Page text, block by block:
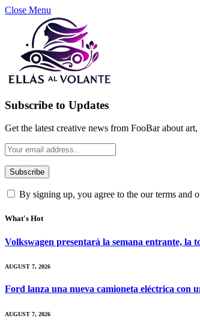
Close Menu
Subscribe to Updates
Get the latest creative news from FooBar about art,
By signing up, you agree to the our terms and
What's Hot
Volkswagen presentará la semana entrante, la
AUGUST 7, 2026
Ford lanza una nueva camioneta eléctrica con
AUGUST 7, 2026